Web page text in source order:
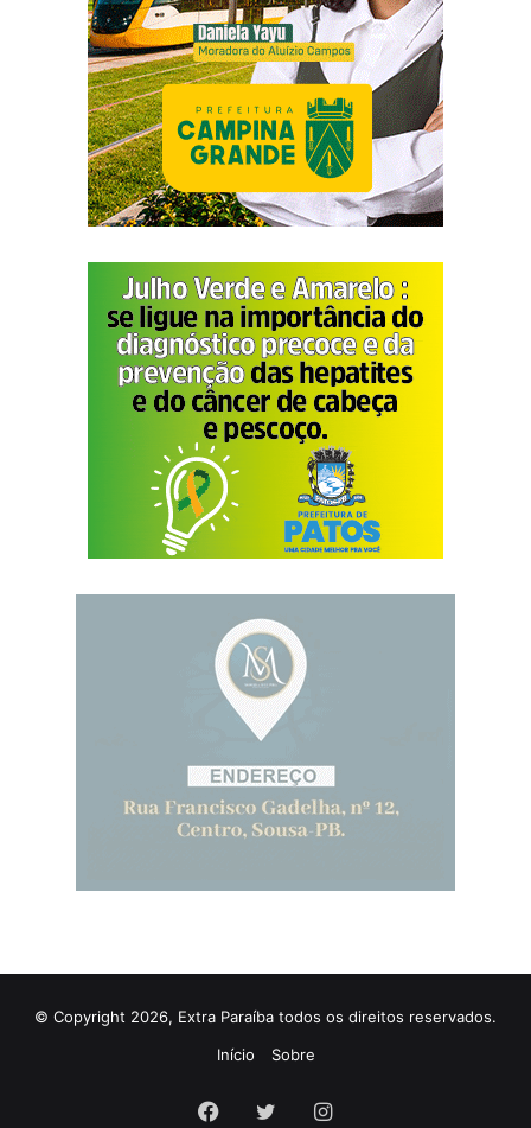
© Copyright 2026, Extra Paraíba todos os direitos reservados.
Início
Sobre
Facebook
TwitterInstagram